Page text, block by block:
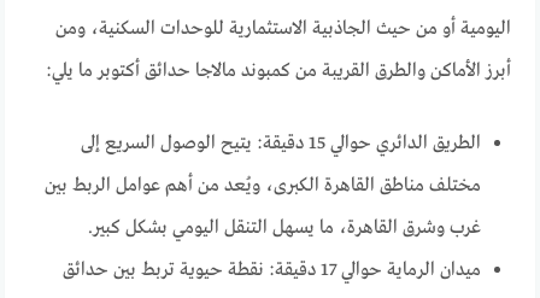
اليومية أو من حيث الجاذبية الاستثمارية للوحدات السكنية، ومن
أبرز الأماكن والطرق القريبة من كمبوند مالاجا حدائق أكتوبر ما يلي:
الطريق الدائري حوالي 15 دقيقة: يتيح الوصول السريع إلى
مختلف مناطق القاهرة الكبرى، ويُعد من أهم عوامل الربط بين
غرب وشرق القاهرة، ما يسهل التنقل اليومي بشكل كبير.
ميدان الرماية حوالي 17 دقيقة: نقطة حيوية تربط بين حدائق